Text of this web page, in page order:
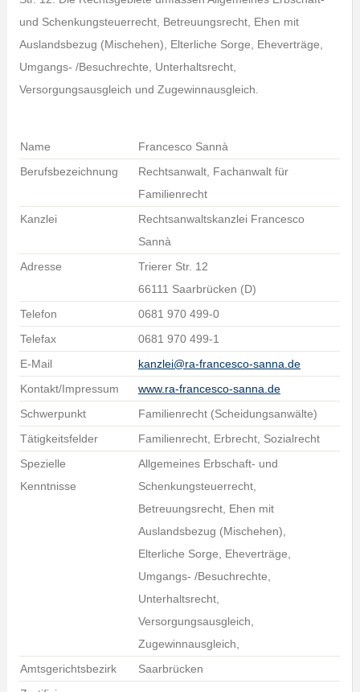
und Schenkungsteuerrecht, Betreuungsrecht, Ehen mit
Auslandsbezug (Mischehen), Elterliche Sorge, Eheverträge,
Umgangs- /Besuchrechte, Unterhaltsrecht,
Versorgungsausgleich und Zugewinnausgleich.
Name
Francesco Sannà
Berufsbezeichnung
Rechtsanwalt, Fachanwalt für
Familienrecht
Kanzlei
Rechtsanwaltskanzlei Francesco
Sannà
Adresse
Trierer Str. 12
66111 Saarbrücken (D)
Telefon
0681 970 499-0
Telefax
0681 970 499-1
E-Mail
kanzlei@ra-francesco-sanna.de
Kontakt/Impressum
www.ra-francesco-sanna.de
Schwerpunkt
Familienrecht (Scheidungsanwälte)
Tätigkeitsfelder
Familienrecht, Erbrecht, Sozialrecht
Spezielle
Kenntnisse
Allgemeines Erbschaft- und
Schenkungsteuerrecht,
Betreuungsrecht, Ehen mit
Auslandsbezug (Mischehen),
Elterliche Sorge, Eheverträge,
Umgangs- /Besuchrechte,
Unterhaltsrecht,
Versorgungsausgleich,
Zugewinnausgleich,
Amtsgerichtsbezirk
Saarbrücken